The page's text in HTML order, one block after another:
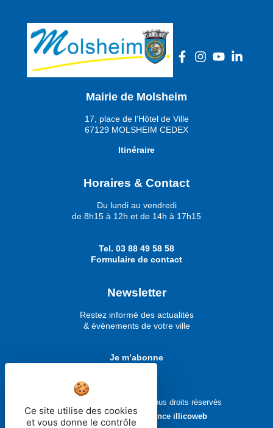
Mairie de Molsheim
17, place de l’Hôtel de Ville
67129 MOLSHEIM CEDEX
Itinéraire
Horaires & Contact
Du lundi au vendredi
de 8h15 à 12h et de 14h à 17h15
Tel. 03 88 49 58 58
Formulaire de contact
Newsletter
Restez informé des actualités
& événements de votre ville
Je m’abonne
Ville de Molsheim © 2026 - Tous droits réservés
Réalisé avec ❤ par
l'agence illicoweb
Ce site utilise des cookies
et vous donne le contrôle